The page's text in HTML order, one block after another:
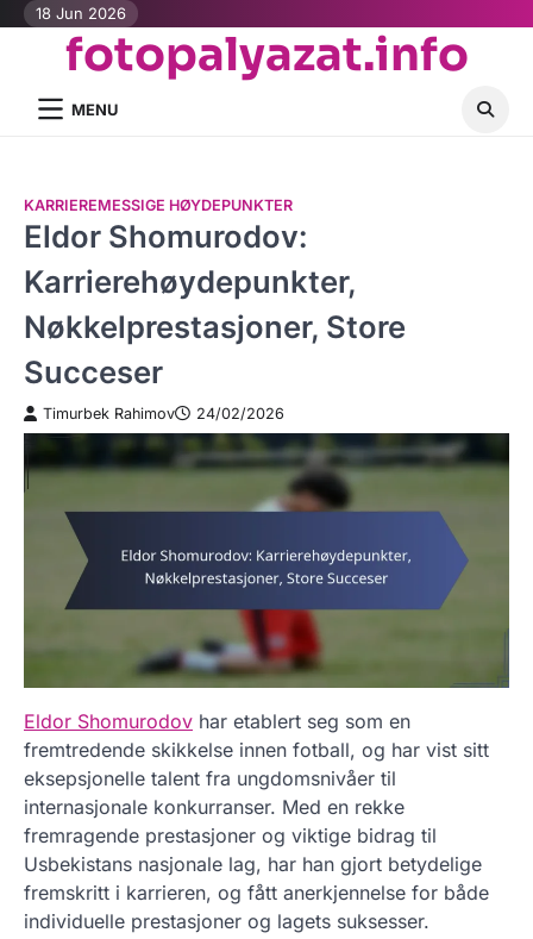
Skip18 Jun 2026
fotopalyazat.info
MENU
KARRIEREMESSIGE HØYDEPUNKTER
Eldor Shomurodov:
Karrierehøydepunkter,
Nøkkelprestasjoner, Store
Succeser
Timurbek Rahimov 24/02/2026
Eldor Shomurodov har etablert seg som en
fremtredende skikkelse innen fotball, og har vist sitt
eksepsjonelle talent fra ungdomsnivåer til
internasjonale konkurranser. Med en rekke
fremragende prestasjoner og viktige bidrag til
Usbekistans nasjonale lag, har han gjort betydelige
fremskritt i karrieren, og fått anerkjennelse for både
individuelle prestasjoner og lagets suksesser.